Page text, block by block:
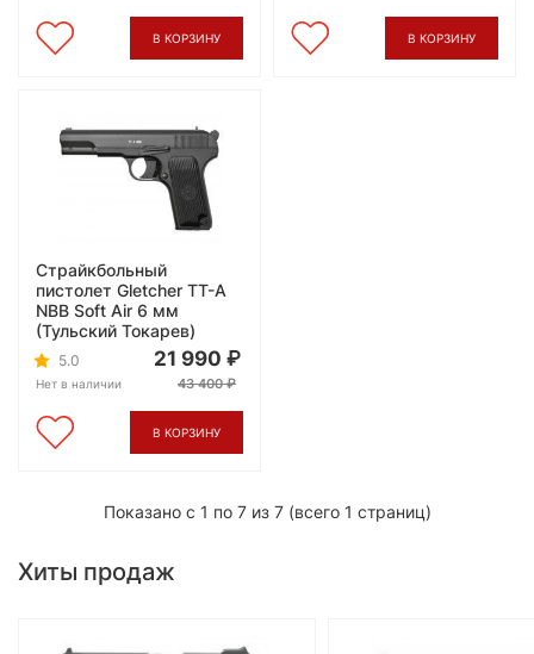
В КОРЗИНУ В КОРЗИНУ
Страйкбольный
пистолет Gletcher TT-A
NBB Soft Air 6 мм
(Тульский Токарев)
5.0
Нет в наличии
21 990
43 400
В КОРЗИНУ
Показано с 1 по 7 из 7 (всего 1 страниц)
Хиты продаж